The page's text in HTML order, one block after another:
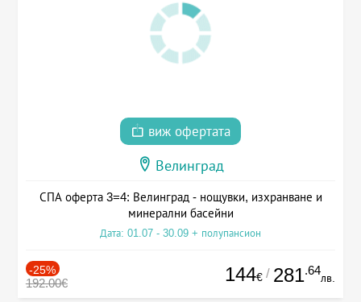
виж офертата
Велинград
СПА оферта 3=4: Велинград - нощувки, изхранване и
минерални басейни
Дата: 01.07 - 30.09 + полупансион
-25%
192.00€ 144€ / 281.64
лв.